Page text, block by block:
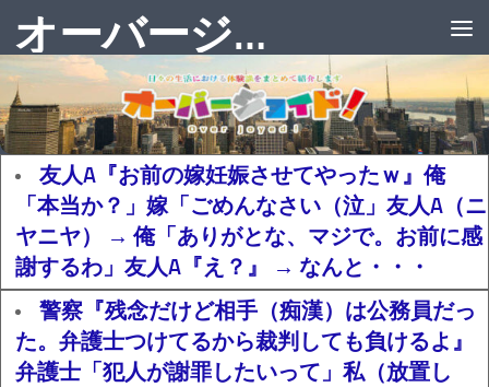
オーバージョイド！
友人A『お前の嫁妊娠させてやったｗ』俺
「本当か？」嫁「ごめんなさい（泣」友人A（ニ
ヤニヤ） → 俺「ありがとな、マジで。お前に感
謝するわ」友人A『え？』 → なんと・・・
警察『残念だけど相手（痴漢）は公務員だっ
た。弁護士つけてるから裁判しても負けるよ』
弁護士「犯人が謝罪したいって」私（放置し